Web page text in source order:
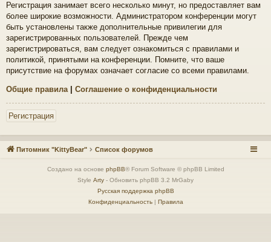
Регистрация занимает всего несколько минут, но предоставляет вам
более широкие возможности. Администратором конференции могут
быть установлены также дополнительные привилегии для
зарегистрированных пользователей. Прежде чем
зарегистрироваться, вам следует ознакомиться с правилами и
политикой, принятыми на конференции. Помните, что ваше
присутствие на форумах означает согласие со всеми правилами.
Общие правила| Соглашение о конфиденциальности
Регистрация
Питомник "KittyBear" Список форумов
Создано на основе phpBB® Forum Software © phpBB Limited
Style Arty - Обновить phpBB 3.2 MrGaby
Русская поддержка phpBB
Конфиденциальность| Правила